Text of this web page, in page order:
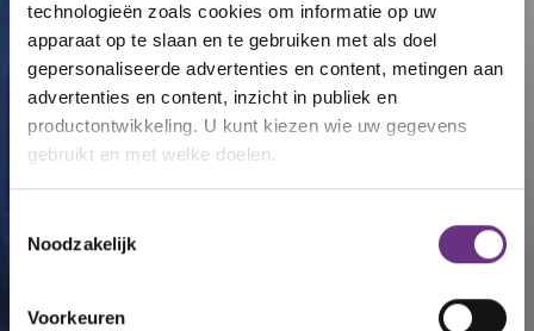
technologieën zoals cookies om informatie op uw
apparaat op te slaan en te gebruiken met als doel
gepersonaliseerde advertenties en content, metingen aan
advertenties en content, inzicht in publiek en
productontwikkeling. U kunt kiezen wie uw gegevens
gebruikt en met welke doelen.
Informatie verzamelen over uw geografische
Uw apparaat identificeren door het actief te
Noodzakelijk
Voorkeuren